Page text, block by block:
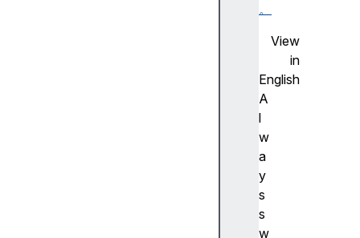
。
View
in
English
A
l
w
a
y
s
s
w